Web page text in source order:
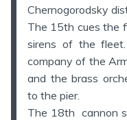
Chernogorodsky
The 15th cues the
sirens of the
company of the
and the brass
to the pier.
The 18th cannon